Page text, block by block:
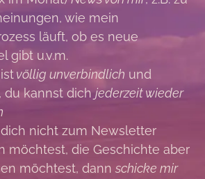
wie mein
läuft, ob es neue
gibt u.v.m.
völlig unverbindlich und
, du kannst dichjederzeit wieder
nicht zum Newsletter
möchtest, die Geschichte aber
möchtest, dann schicke mir